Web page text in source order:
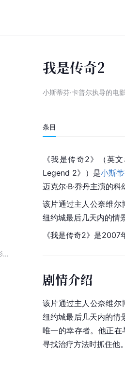
威尔·史密斯参演的影视作品
我是传奇2
小斯蒂芬·卡普尔执导的电
条目
《我是传奇2》（英
Legend 2》）是小斯
迈克尔·B·乔丹主演的
该片通过主人公奈维
纽约城最后几天内的情
《我是传奇2》是
剧情介绍
该片通过主人公奈维
纽约城最后几天内的情
唯一的幸存者。他正在
寻找治疗方法时抓住他